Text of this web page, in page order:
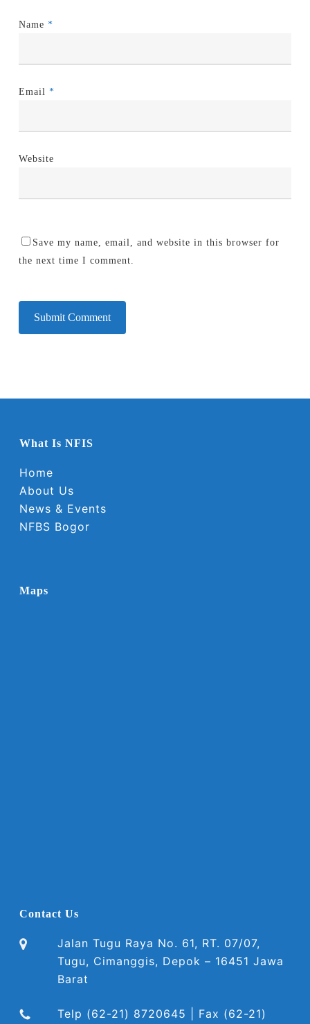
Name *
Email *
Website
Save my name, email, and website in this browser for
the next time I comment.
What Is NFIS
Home
About Us
News & Events
NFBS Bogor
Maps
Contact Us
Jalan Tugu Raya No. 61, RT. 07/07,
Tugu, Cimanggis, Depok – 16451 Jawa
Barat
Telp (62-21) 8720645 | Fax (62-21)